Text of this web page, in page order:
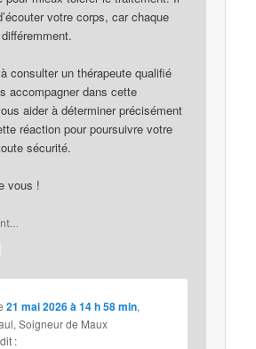
votre corps, car chaque
consulter un thérapeute qualifié
accompagner dans cette
aider à déterminer précisément
réaction pour poursuivre votre
sécurité.
vous !
21 mai 2026 à 14 h 58 min,
Soigneur de Maux
: